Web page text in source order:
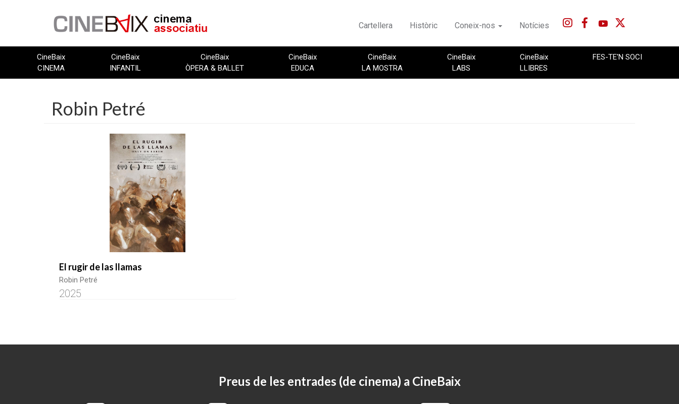
Cartellera Històric Coneix-nos Notícies
CineBaix
CINEMA
CineBaix
INFANTIL
CineBaix
ÒPERA & BALLET
CineBaix
EDUCA
CineBaix
LA MOSTRA
CineBaix
LABS
CineBaix
LLIBRES
FES-TE'N SOCI
Robin Petré
El rugir de las llamas
Robin Petré
2025
Preus de les entrades (de cinema) a CineBaix